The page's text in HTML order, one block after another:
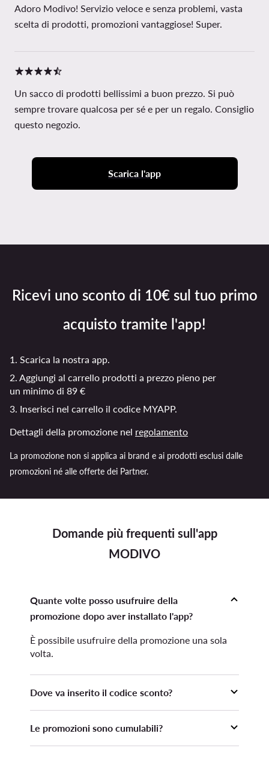
Adoro Modivo! Servizio veloce e senza problemi, vasta
scelta di prodotti, promozioni vantaggiose! Super.
Un sacco di prodotti bellissimi a buon prezzo. Si può
sempre trovare qualcosa per sé e per un regalo. Consiglio
questo negozio.
Scarica l'app
Domande più frequenti sull'app
MODIVO
Quante volte posso usufruire della
promozione dopo aver installato l'app?
È possibile usufruire della promozione una sola
volta.
Dove va inserito il codice sconto?
inoltrare l'ordine nella sezione Carrello,
Le promozioni sono cumulabili?
Ricevi uno sconto di 10€ sul tuo primo
acquisto tramite l'app!
1. Scarica la nostra app.
2. Aggiungi al carrello prodotti a prezzo pieno per
un minimo di 89 €
3. Inserisci nel carrello il codice MYAPP.
Dettagli della promozione nel regolamento
La promozione non si applica ai brand e ai prodotti esclusi dalle
promozioni né alle offerte dei Partner.